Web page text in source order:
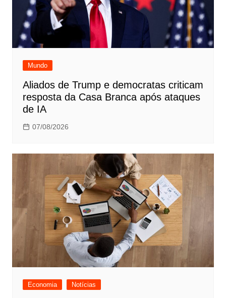
Mundo
Aliados de Trump e democratas criticam
resposta da Casa Branca após ataques
de IA
07/08/2026
Economia Notícias